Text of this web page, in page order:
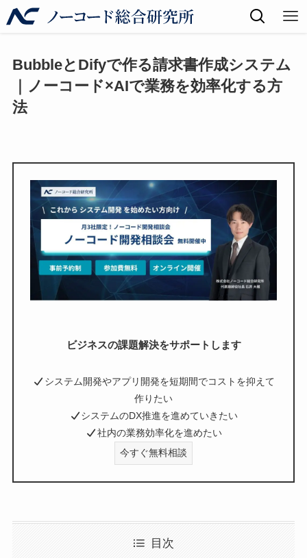
BubbleとDifyで作る請求書作成システム
｜ノーコード×AIで業務を効率化する方
法
ビジネスの課題解決をサポートします
システム開発やアプリ開発を短期間でコストを抑えて
作りたい
システムのDX推進を進めていきたい
社内の業務効率化を進めたい
今すぐ無料相談
目次